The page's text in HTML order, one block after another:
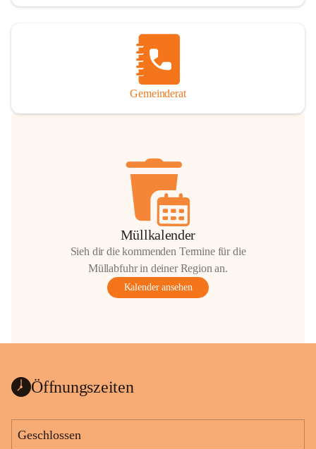
Gemeinderat
Müllkalender
Sieh dir die kommenden Termine für die
Müllabfuhr in deiner Region an.
Kalender ansehen
Öffnungszeiten
Geschlossen